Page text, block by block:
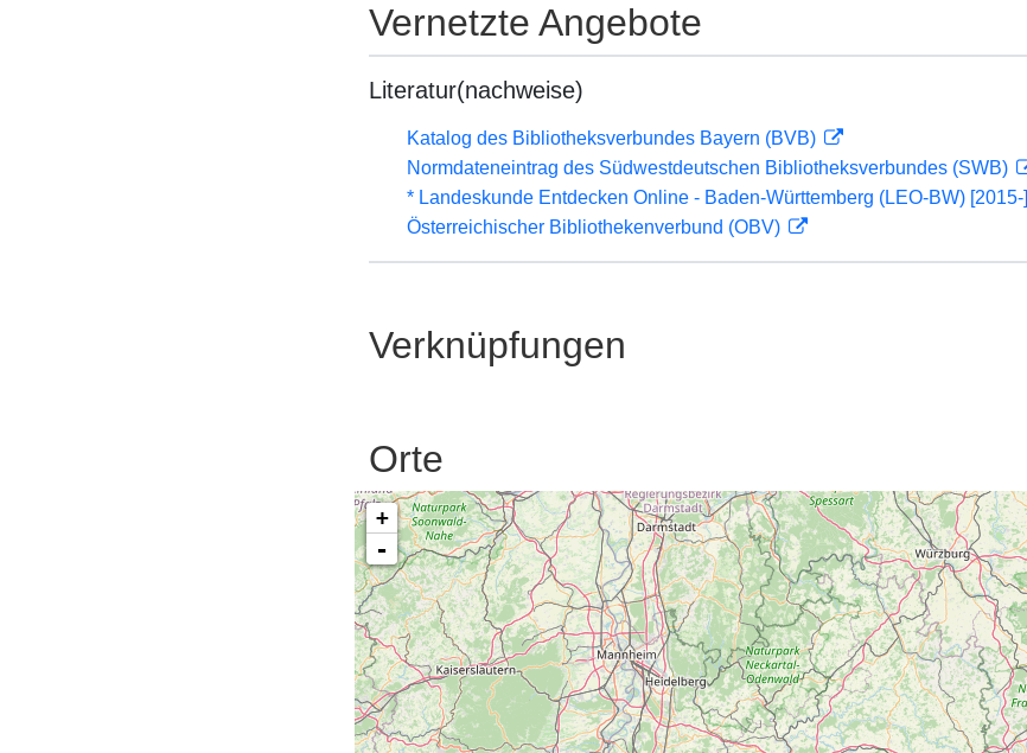
Vernetzte Angebote
Literatur(nachweise)
Katalog des Bibliotheksverbundes Bayern (BVB)
Normdateneintrag des Südwestdeutschen Bibliotheksverbundes (SWB)
* Landeskunde Entdecken Online - Baden-Württemberg (LEO-BW) [2015-]
Österreichischer Bibliothekenverbund (OBV)
Verknüpfungen
Orte
+
-